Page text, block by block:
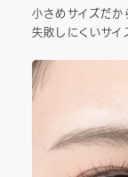
小さめサイズだ
失敗しにくいサイ